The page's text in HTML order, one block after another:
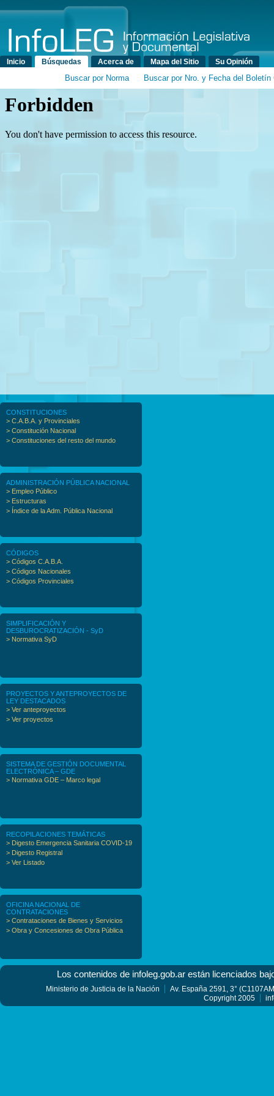
Menú principal
Inicio Búsquedas Acerca de Mapa del Sitio Su Opinión
Buscar por Norma Buscar por Nro. y Fecha del Boletín
CONSTITUCIONES
> C.A.B.A. y Provinciales
> Constitución Nacional
> Constituciones del resto del mundo
ADMINISTRACIÓN PÚBLICA NACIONAL
> Empleo Público
> Estructuras
> Índice de la Adm. Pública Nacional
CÓDIGOS
> Códigos C.A.B.A.
> Códigos Nacionales
> Códigos Provinciales
SIMPLIFICACIÓN Y
DESBUROCRATIZACIÓN - SyD
> Normativa SyD
PROYECTOS Y ANTEPROYECTOS DE
LEY DESTACADOS
> Ver anteproyectos
> Ver proyectos
SISTEMA DE GESTIÓN DOCUMENTAL
ELECTRÓNICA – GDE
> Normativa GDE – Marco legal
RECOPILACIONES TEMÁTICAS
> Digesto Emergencia Sanitaria COVID-19
> Digesto Registral
> Ver Listado
OFICINA NACIONAL DE
CONTRATACIONES
> Contrataciones de Bienes y Servicios
> Obra y Concesiones de Obra Pública
Los contenidos de infoleg.gob.ar están licenciados
Ministerio de Justicia de la Nación
Av. España 2591, 3°
Copyright 2005